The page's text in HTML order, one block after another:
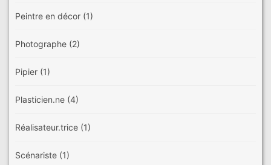
Peintre en décor (1)
Photographe (2)
Pipier (1)
Plasticien.ne (4)
Réalisateur.trice (1)
Scénariste (1)